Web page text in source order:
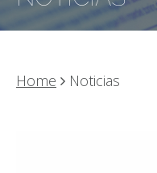
Home Noticias